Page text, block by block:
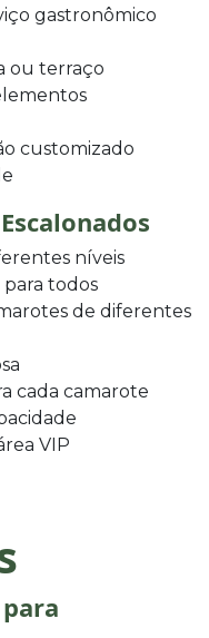
gastronômico
ou terraço
customizado
níveis
para todos
de diferentes
cada camarote
VIP